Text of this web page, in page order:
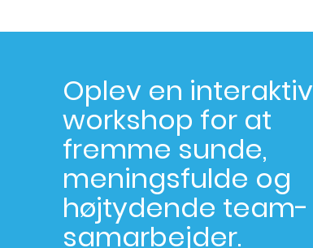
Oplev en interaktiv
workshop for at
fremme sunde,
meningsfulde og
højtydende team-
samarbejder.